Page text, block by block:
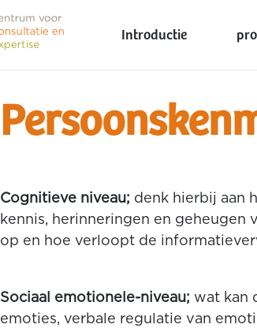
Introductie
Cognitieve niveau; denk hierbij aan
kennis, herinneringen en
op en hoe verloopt de
Sociaal emotionele-niveau; wat kan
emoties, verbale regulatie van